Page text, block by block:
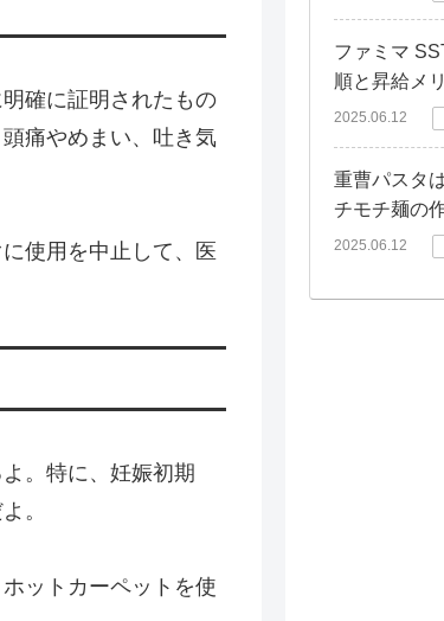
確に証明されたもの
痛やめまい、吐き気
使用を中止して、医
。特に、妊娠初期
。
ットカーペットを使
ファミマ
順と昇給メ
2025.06.12
重曹パスタ
チモチ麺の
2025.06.12